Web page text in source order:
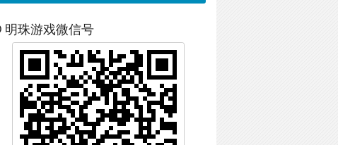
明珠游戏微信号